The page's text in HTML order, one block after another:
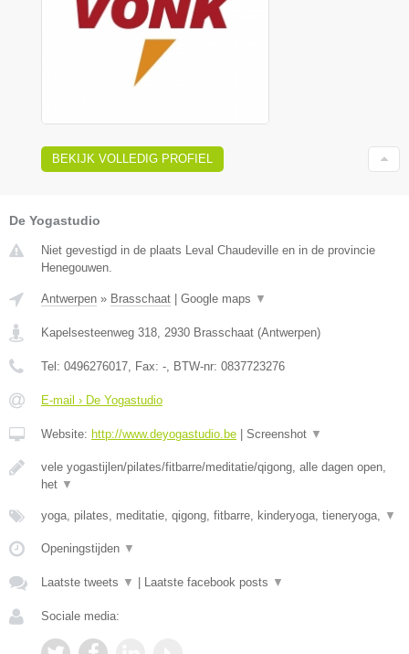
BEKIJK VOLLEDIG PROFIEL
De Yogastudio
Niet gevestigd in de plaats Leval Chaudeville en in de provincie
Henegouwen.
Antwerpen » Brasschaat | Google maps ▼
Kapelsesteenweg 318 2930 Brasschaat (Antwerpen)
Tel: 0496276017 , Fax: - , BTW-nr: 0837723276
E-mail › De Yogastudio
Website: http://www.deyogastudio.be | Screenshot ▼
vele yogastijlen/pilates/fitbarre/meditatie/qigong, alle dagen open,
het ▼
yoga, pilates, meditatie, qigong, fitbarre, kinderyoga, tieneryoga, ▼
Openingstijden ▼
Laatste tweets ▼ | Laatste facebook posts ▼
Sociale media: